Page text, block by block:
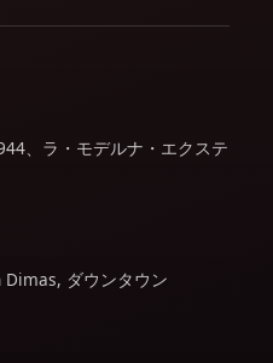
、ラ・モデルナ・エクステ
ダウンタウン